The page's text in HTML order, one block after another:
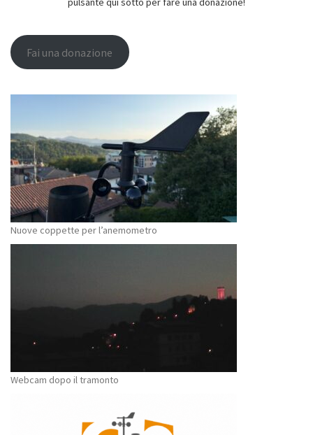
Fai una donazione
Nuove coppette per l’anemometro
Webcam dopo il tramonto